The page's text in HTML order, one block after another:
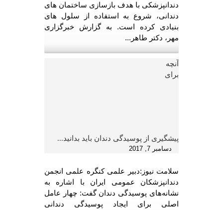
دندانپزشکی با هدف بازسازی ساختمان های
دندانی، شروع به استفاده از سلول های
بنیادی کرده است. به گزارش خبرگزاری
مهر، دکتر طاهر...
آنچه
برای
پیشگیری از پوسیدگی دندان باید بدانید...
دسامبر 7, 2017
سلامت نیوز:دبیر علمی کنگره علمی انجمن
دندانپزشکان عمومی ایران با اشاره به
نشانه‌های پوسیدگی دندان گفت: چهار عامل
اصلی برای ایجاد پوسیدگی دندانی